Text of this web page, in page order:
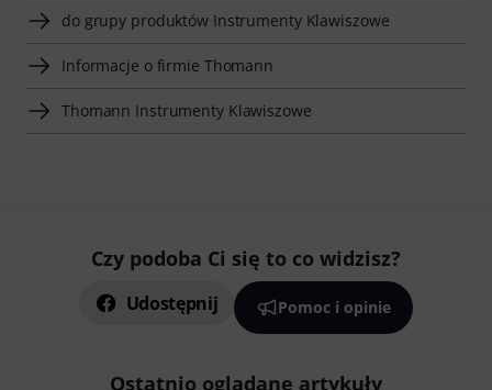
do grupy produktów Instrumenty Klawiszowe
Informacje o firmie Thomann
Thomann Instrumenty Klawiszowe
Czy podoba Ci się to co widzisz?
Udostępnij Pomoc i opinie
Ostatnio oglądane artykuły